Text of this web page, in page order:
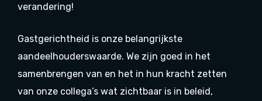
verandering!
Gastgerichtheid is onze belangrijkste
aandeelhouderswaarde. We zijn goed in het
samenbrengen van en het in hun kracht zetten
van onze collega’s wat zichtbaar is in beleid,